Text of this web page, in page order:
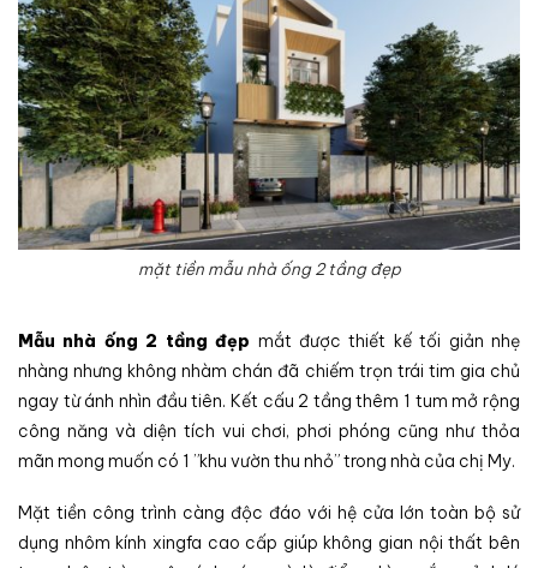
mặt tiền mẫu nhà ống 2 tầng đẹp
Mẫu nhà ống 2 tầng đẹp mắt được thiết kế tối giản nhẹ
nhàng nhưng không nhàm chán đã chiếm trọn trái tim gia chủ
ngay từ ánh nhìn đầu tiên. Kết cấu 2 tầng thêm 1 tum mở rộng
công năng và diện tích vui chơi, phơi phóng cũng như thỏa
mãn mong muốn có 1 ”khu vườn thu nhỏ” trong nhà của chị My.
Mặt tiền công trình càng độc đáo với hệ cửa lớn toàn bộ sử
dụng nhôm kính xingfa cao cấp giúp không gian nội thất bên